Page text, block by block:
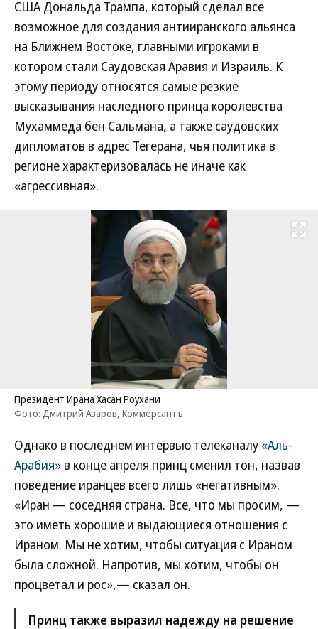
США Дональда Трампа, который сделал все
возможное для создания антииранского альянса
на Ближнем Востоке, главными игроками в
котором стали Саудовская Аравия и Израиль. К
этому периоду относятся самые резкие
высказывания наследного принца королевства
Мухаммеда бен Сальмана, а также саудовских
дипломатов в адрес Тегерана, чья политика в
регионе характеризовалась не иначе как
«агрессивная».
Развернуть
Президент Ирана Хасан Роухани
Фото: Дмитрий Азаров, Коммерсантъ
Однако в последнем интервью телеканалу «Аль-
Арабия» в конце апреля принц сменил тон, назвав
поведение иранцев всего лишь «негативным».
«Иран — соседняя страна. Все, что мы просим, —
это иметь хорошие и выдающиеся отношения с
Ираном. Мы не хотим, чтобы ситуация с Ираном
была сложной. Напротив, мы хотим, чтобы он
процветал и рос»,— сказал он.
Принц также выразил надежду на решение